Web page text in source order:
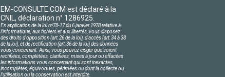
EM-CONSULTE.COM est déclaré à la
CNIL, déclaration n° 1286925.
En application de la loi nº78-17 du 6 janvier 1978 relative à
l'informatique, aux fichiers et aux libertés, vous disposez
des droits d'opposition (art.26 de la loi), d'accès (art.34 à 38
de la loi), et de rectification (art.36 de la loi) des données
vous concernant. Ainsi, vous pouvez exiger que soient
rectifiées, complétées, clarifiées, mises à jour ou effacées
les informations vous concernant qui sont inexactes,
incomplètes, équivoques, périmées ou dont la collecte ou
l'utilisation ou la conservation est interdite.